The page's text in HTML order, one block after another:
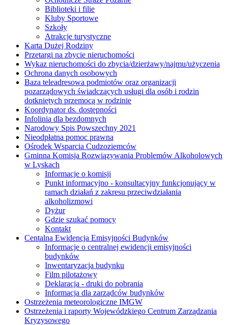
Biblioteki i filie
Kluby Sportowe
Szkoły
Atrakcje turystyczne
Karta Dużej Rodziny
Przetargi na zbycie nieruchomości
Wykaz nieruchomości do zbycia/dzierżawy/najmu/użyczenia
Ochrona danych osobowych
Baza teleadresowa podmiotów oraz organizacji
pozarządowych świadczących usługi dla osób i rodzin
dotkniętych przemocą w rodzinie
Koordynator ds. dostępności
Infolinia dla bezdomnych
Narodowy Spis Powszechny 2021
Nieodpłatna pomoc prawna
Ośrodek Wsparcia Cudzoziemców
Gminna Komisja Rozwiązywania Problemów Alkoholowych
w Lyskach
Informacje o komisji
Punkt informacyjno - konsultacyjny funkcjonujący w
ramach działań z zakresu przeciwdziałania
alkoholizmowi
Dyżur
Gdzie szukać pomocy
Kontakt
Centalna Ewidencja Emisyjności Budynków
Informacje o centralnej ewidencji emisyjności
budynków
Inwentaryzacja budynku
Film pilotażowy
Deklaracja - druki do pobrania
Informacja dla zarządców budynków
Ostrzeżenia meteorologiczne IMGW
Ostrzeżenia i raporty Wojewódzkiego Centrum Zarządzania
Kryzysowego